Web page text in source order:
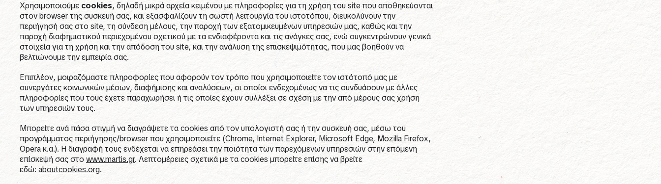
Χρησιμοποιούμε cookies, δηλαδή μικρά αρχεία κειμένου με πληροφορίες για τη χρήση του site που αποθηκεύονται
στον browser της συσκευή σας, και εξασφαλίζουν τη σωστή λειτουργία του ιστοτόπου, διευκολύνουν την
περιήγησή σας στο site, τη σύνδεση μέλους, την παροχή των εξατομικευμένων υπηρεσιών μας, καθώς και την
παροχή διαφημιστικού περιεχομένου σχετικού με τα ενδιαφέροντα και τις ανάγκες σας, ενώ συγκεντρώνουν γενικά
στοιχεία για τη χρήση και την απόδοση του site, και την ανάλυση της επισκεψιμότητας, που μας βοηθούν να
βελτιώνουμε την εμπειρία σας.
Επιπλέον, μοιραζόμαστε πληροφορίες που αφορούν τον τρόπο που χρησιμοποιείτε τον ιστότοπό μας με
συνεργάτες κοινωνικών μέσων, διαφήμισης και αναλύσεων, οι οποίοι ενδεχομένως να τις συνδυάσουν με άλλες
πληροφορίες που τους έχετε παραχωρήσει ή τις οποίες έχουν συλλέξει σε σχέση με την από μέρους σας χρήση
των υπηρεσιών τους.
Μπορείτε ανά πάσα στιγμή να διαγράψετε τα cookies από τον υπολογιστή σας ή την συσκευή σας, μέσω του
προγράμματος περιήγησης/browser που χρησιμοποιείτε (Chrome, Internet Explorer, Microsoft Edge, Mozilla Firefox,
Opera κ.α.). Η διαγραφή τους ενδέχεται να επηρεάσει την ποιότητα των παρεχόμενων υπηρεσιών στην επόμενη
επίσκεψή σας στο www.martis.gr. Λεπτομέρειες σχετικά με τα cookies μπορείτε επίσης να βρείτε
εδώ: aboutcookies.org.